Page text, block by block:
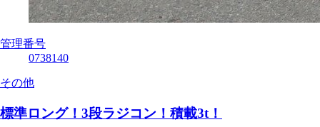
管理番号
0738140
その他
標準ロング！3段ラジコン！積載3t！